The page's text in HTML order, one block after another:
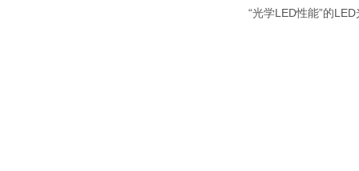
“光学LED性能”的